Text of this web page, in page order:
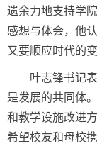
遗余力地支持学
感想与体会，他
又要顺应时代的
叶志锋书记
是发展的共同体
和教学设施改进
希望校友和母校